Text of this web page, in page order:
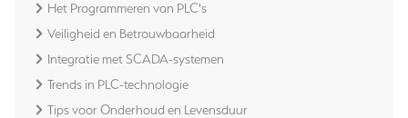
Het Programmeren van PLC's
Veiligheid en Betrouwbaarheid
Integratie met SCADA-systemen
Trends in PLC-technologie
Tips voor Onderhoud en Levensduur